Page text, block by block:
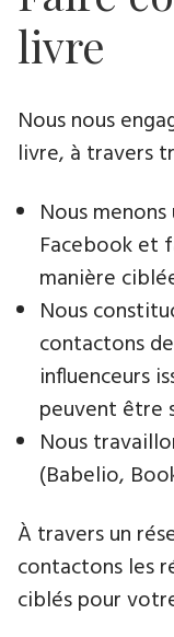
livre
Nous nous
livre​, à travers
Nous
Facebook et
manière
Nous
contactons
influenceurs
peuvent être
Nous
(Babelio,
À travers un
contactons les
ciblés pour